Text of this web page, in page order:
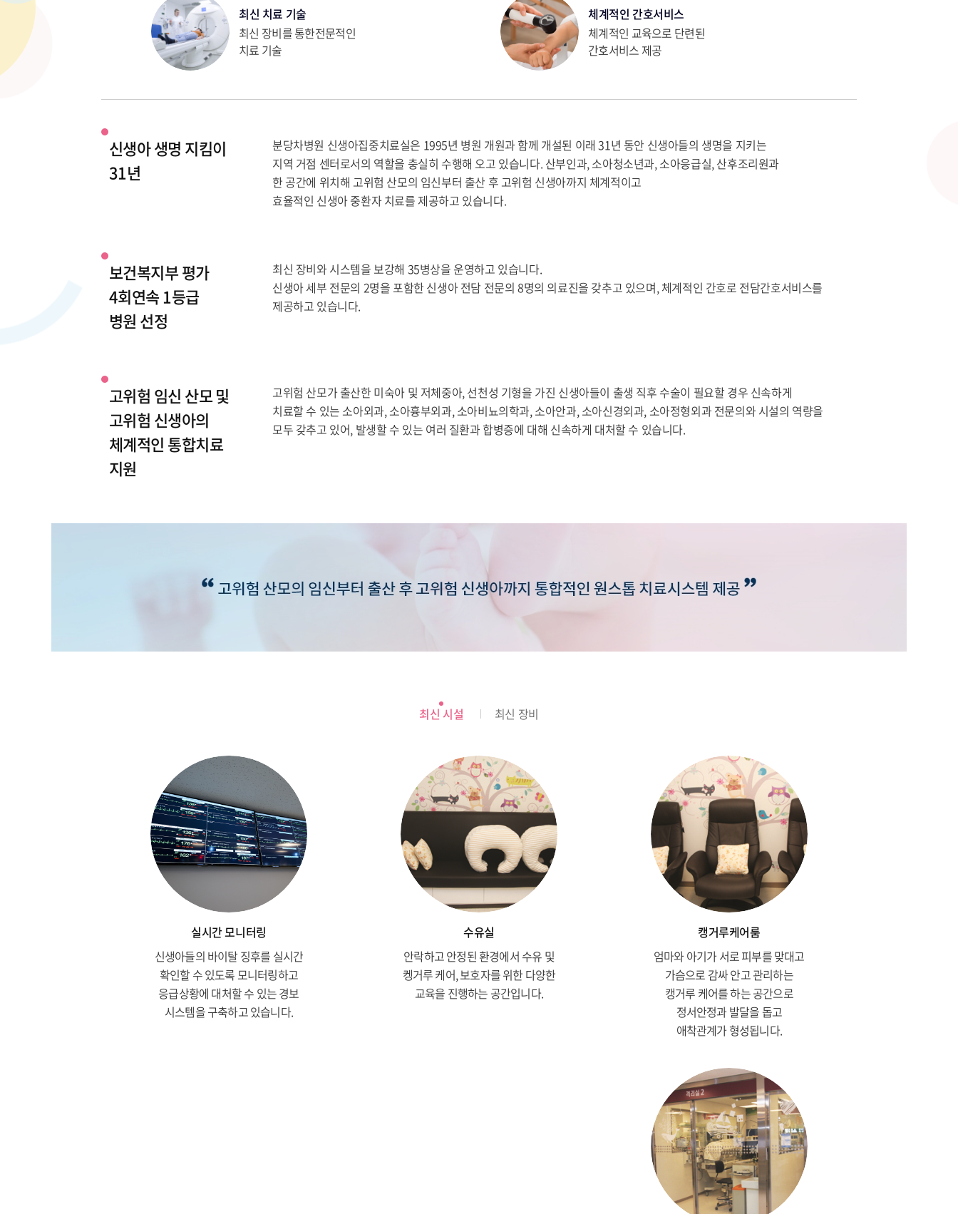
최신 치료 기술
최신 장비를 통한전문적인
치료 기술
체계적인 간호서비스
체계적인 교육으로 단련된
간호서비스 제공
신생아 생명 지킴이
31년
분당차병원 신생아집중치료실은 1995년 병원 개원과 함께 개설된 이래 31년 동안 신생아들의 생명을 지키는
지역 거점 센터로서의 역할을 충실히 수행해 오고 있습니다. 산부인과, 소아청소년과, 소아응급실, 산후조리원과
한 공간에 위치해 고위험 산모의 임신부터 출산 후 고위험 신생아까지 체계적이고
효율적인 신생아 중환자 치료를 제공하고 있습니다.
보건복지부 평가
4회연속 1등급
병원 선정
최신 장비와 시스템을 보강해 35병상을 운영하고 있습니다.
신생아 세부 전문의 2명을 포함한 신생아 전담 전문의 8명의 의료진을 갖추고 있으며, 체계적인 간호로 전담간호서비스를
제공하고 있습니다.
고위험 임신 산모 및
고위험 신생아의
체계적인 통합치료
지원
고위험 산모가 출산한 미숙아 및 저체중아, 선천성 기형을 가진 신생아들이 출생 직후 수술이 필요할 경우 신속하게
치료할 수 있는 소아외과, 소아흉부외과, 소아비뇨의학과, 소아안과, 소아신경외과, 소아정형외과 전문의와 시설의 역량을
모두 갖추고 있어, 발생할 수 있는 여러 질환과 합병증에 대해 신속하게 대처할 수 있습니다.
최신 시설 최신 장비
실시간 모니터링
신생아들의 바이탈 징후를 실시간
확인할 수 있도록 모니터링하고
응급상황에 대처할 수 있는 경보
시스템을 구축하고 있습니다.
수유실
안락하고 안정된 환경에서 수유 및
켕거루 케어, 보호자를 위한 다양한
교육을 진행하는 공간입니다.
캥거루케어룸
엄마와 아기가 서로 피부를 맞대고
가슴으로 감싸 안고 관리하는
캥거루 케어를 하는 공간으로
정서안정과 발달을 돕고
애착관계가 형성됩니다.